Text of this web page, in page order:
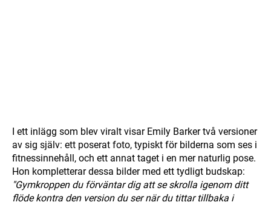
I ett inlägg som blev viralt visar Emily Barker två versioner
av sig själv: ett poserat foto, typiskt för bilderna som ses i
fitnessinnehåll, och ett annat taget i en mer naturlig pose.
Hon kompletterar dessa bilder med ett tydligt budskap:
"Gymkroppen du förväntar dig att se skrolla igenom ditt
flöde kontra den version du ser när du tittar tillbaka i